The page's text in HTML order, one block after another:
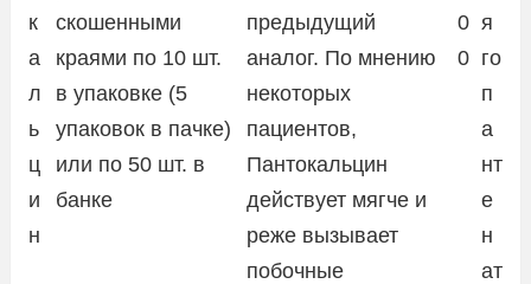
к
а
л
ь
ц
и
н
скошенными
краями по 10 шт.
в упаковке (5
упаковок в пачке)
или по 50 шт. в
банке
предыдущий
аналог. По мнению
некоторых
пациентов,
Пантокальцин
действует мягче и
реже вызывает
побочные
0
0
я
го
п
а
нт
е
н
ат